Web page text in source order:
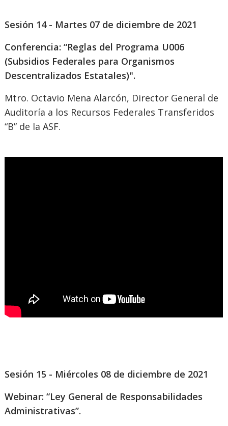
Sesión 14 - Martes 07 de diciembre de 2021
Conferencia: “Reglas del Programa U006
(Subsidios Federales para Organismos
Descentralizados Estatales)".
Mtro. Octavio Mena Alarcón, Director General de
Auditoría a los Recursos Federales Transferidos
“B” de la ASF.
Sesión 15 - Miércoles 08 de diciembre de 2021
Webinar: “Ley General de Responsabilidades
Administrativas”.